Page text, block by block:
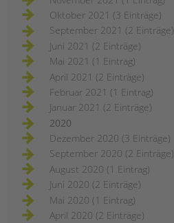
Oktober 2021 (3 Einträge)
September 2021 (2 Einträge)
Juni 2021 (2 Einträge)
Mai 2021 (1 Eintrag)
April 2021 (2 Einträge)
Februar 2021 (1 Eintrag)
Januar 2021 (2 Einträge)
2020
Dezember 2020 (3 Einträge)
September 2020 (2 Einträge)
August 2020 (1 Eintrag)
Juni 2020 (2 Einträge)
Mai 2020 (1 Eintrag)
April 2020 (2 Einträge)